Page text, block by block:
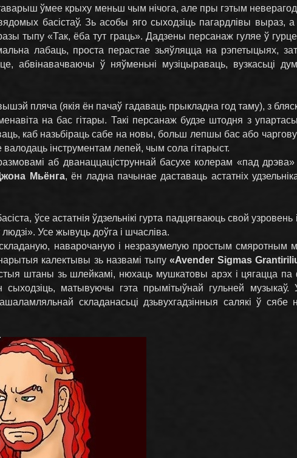
ўмее крыху меньш чым нічога, але пры гэтым
басістаў. Зь асобы яго сыходзіць пагардлівы выраз,
тыпу «Так, ёба тут граць». Дадзены персанаж гуляе ў гурце
лабаць, проста перастае зьяўляцца на рэпетыцыях,
абвінавачваючы ў няўменьні музіцыраваць, вузкасьці
пляча (якія ён пачаў гадаваць прыкладна год таму), з
на бас гітары. Такі персанаж будзе штодня з
каб назьбіраць сабе на новы, больш лепшы бас або
інструментам лепей, чым сола гітарыст.
аб дванаццаціструннай басухе колерам «пад
Мьёнга, ён ладна пачынае даставаць астатніх
ўсе астатнія ўдзельнікі гурта падцягваюць свой
Усе жывуць доўга і шчасліва.
наварочаную і незразумелую простым смяротным
калектывы зь назвамі тыпу«Avender Sigmаs
штаны зь шлейкамі, нюхаць мушкатовы арэх і цягацца
сыходзіць, матывуючы гэта прымітыўнай гульней музыкаў.
складанасьці дзьвухгадзінныя салякі ў сябе